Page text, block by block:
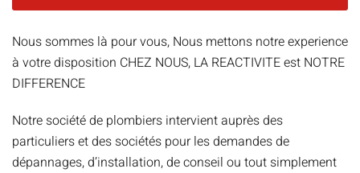
Nous sommes là pour vous, Nous mettons notre experience
à votre disposition CHEZ NOUS, LA REACTIVITE est NOTRE
DIFFERENCE
Notre société de plombiers intervient auprès des
particuliers et des sociétés pour les demandes de
dépannages, d’installation, de conseil ou tout simplement